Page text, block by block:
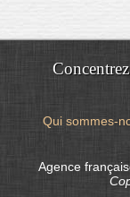
Qui sommes-
Agence